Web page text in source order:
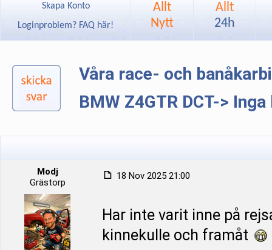
Skapa Konto
Loginproblem? FAQ här!
Allt
Nytt
Allt
24h
Våra race- och
BMW Z4GTR DCT->
Modj
Grästorp
18 Nov 2025 21:00
Har inte varit inne på
kinnekulle och framåt